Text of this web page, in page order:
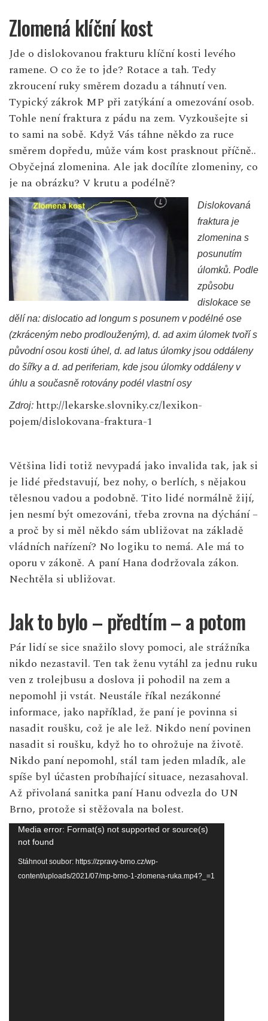
Zlomená klíční kost
Jde o dislokovanou frakturu klíční kosti levého
ramene. O co že to jde? Rotace a tah. Tedy
zkroucení ruky směrem dozadu a táhnutí ven.
Typický zákrok MP při zatýkání a omezování osob.
Tohle není fraktura z pádu na zem. Vyzkoušejte si
to sami na sobě. Když Vás táhne někdo za ruce
směrem dopředu, může vám kost prasknout příčně..
Obyčejná zlomenina. Ale jak docílíte zlomeniny, co
je na obrázku? V krutu a podélně?
Dislokovaná
fraktura je
zlomenina s
posunutím
úlomků. Podle
způsobu
dislokace se
dělí na: dislocatio ad longum s posunem v podélné ose
(zkráceným nebo prodlouženým), d. ad axim úlomek tvoří s
původní osou kosti úhel, d. ad latus úlomky jsou oddáleny
do šířky a d. ad periferiam, kde jsou úlomky oddáleny v
úhlu a současně rotovány podél vlastní osy
Zdroj: http://lekarske.slovniky.cz/lexikon-
pojem/dislokovana-fraktura-1
Většina lidi totiž nevypadá jako invalida tak, jak si
je lidé představují, bez nohy, o berlích, s nějakou
tělesnou vadou a podobně. Tito lidé normálně žijí,
jen nesmí být omezováni, třeba zrovna na dýchání –
a proč by si měl někdo sám ubližovat na základě
vládních nařízení? No logiku to nemá. Ale má to
oporu v zákoně. A paní Hana dodržovala zákon.
Nechtěla si ubližovat.
Jak to bylo – předtím – a potom
Pár lidí se sice snažilo slovy pomoci, ale strážníka
nikdo nezastavil. Ten tak ženu vytáhl za jednu ruku
ven z trolejbusu a doslova ji pohodil na zem a
nepomohl ji vstát. Neustále říkal nezákonné
informace, jako například, že paní je povinna si
nasadit roušku, což je ale lež. Nikdo není povinen
nasadit si roušku, když ho to ohrožuje na životě.
Nikdo paní nepomohl, stál tam jeden mladík, ale
spíše byl účasten probíhající situace, nezasahoval.
Až přivolaná sanitka paní Hanu odvezla do UN
Brno, protože si stěžovala na bolest.
Video
přehrávač
Media error: Format(s) not supported or source(s)
not found
Stáhnout soubor: https://zpravy-brno.cz/wp-
content/uploads/2021/07/mp-brno-1-zlomena-ruka.mp4?_=1